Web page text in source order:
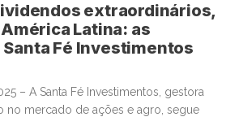
extraordinários,
Latina: as
Fé Investimentos
– A Santa Fé Investimentos, gestora
no mercado de ações e agro, segue